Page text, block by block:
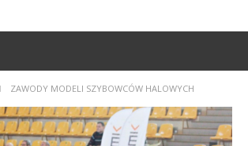
ZAWODY MODELI SZYBOWCÓW HALOWYCH